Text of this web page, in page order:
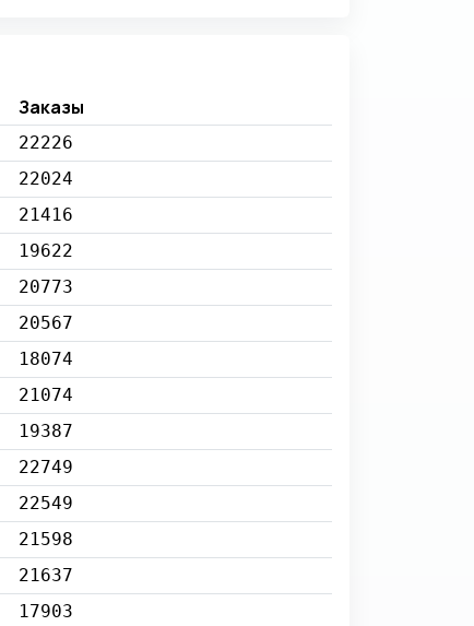
Заказы
22226
22024
21416
19622
20773
20567
18074
21074
19387
22749
22549
21598
21637
17903